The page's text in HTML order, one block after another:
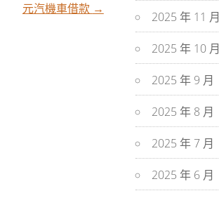
元汽機車借款 →
2025 年 11 月
2025 年 10 月
2025 年 9 月
2025 年 8 月
2025 年 7 月
2025 年 6 月